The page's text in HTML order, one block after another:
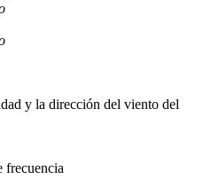
y la dirección del viento del
frecuencia